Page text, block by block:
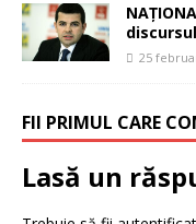
25
FII PRIMUL CARE
Lasă un